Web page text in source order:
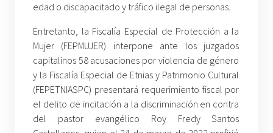
edad o discapacitado y tráfico ilegal de personas.
Entretanto, la Fiscalía Especial de Protección a la
Mujer (FEPMUJER) interpone ante los juzgados
capitalinos 58 acusaciones por violencia de género
y la Fiscalía Especial de Etnias y Patrimonio Cultural
(FEPETNIASPC) presentará requerimiento fiscal por
el delito de incitación a la discriminación en contra
del pastor evangélico Roy Fredy Santos